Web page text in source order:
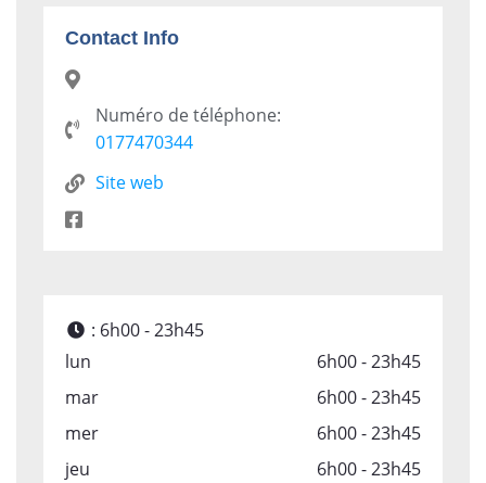
Contact Info
Numéro de téléphone:
0177470344
Site web
: 6h00 - 23h45
lun
6h00 - 23h45
mar
6h00 - 23h45
mer
6h00 - 23h45
jeu
6h00 - 23h45